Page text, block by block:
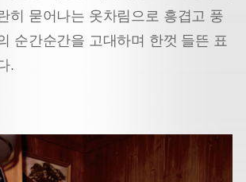
히 묻어나는 옷차림으로 흥겹고 풍
순간순간을 고대하며 한껏 들뜬 표
.